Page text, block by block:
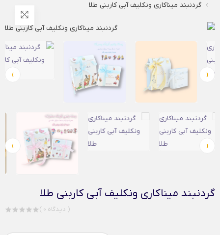
گردنبند میناکاری ونکلیف آبی کاربنی طلا
‹
›
‹
›
گردنبند میناکاری ونکلیف آبی کاربنی طلا
( 0 دیدگاه )